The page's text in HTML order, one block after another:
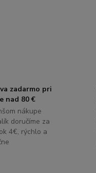
zadarmo pri
nad 80 €
nákupe
doručíme za
4€, rýchlo a